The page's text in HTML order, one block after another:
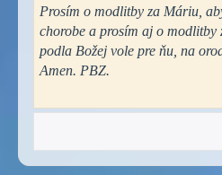
Prosím o modlitby za Máriu,
chorobe a prosím aj o modlitby
podla Božej vole pre ňu, na
Amen. PBZ.